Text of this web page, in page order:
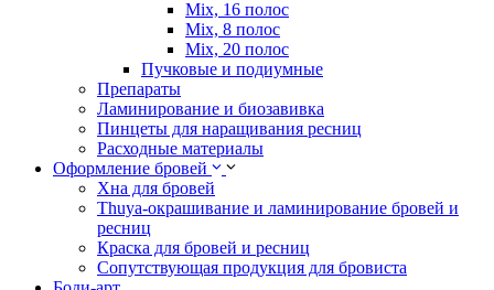
Mix, 16 полос
Mix, 8 полос
Mix, 20 полос
Пучковые и подиумные
Препараты
Ламинирование и биозавивка
Пинцеты для наращивания ресниц
Расходные материалы
Оформление бровей
Хна для бровей
Thuya-окрашивание и ламинирование бровей и
ресниц
Краска для бровей и ресниц
Сопутствующая продукция для бровиста